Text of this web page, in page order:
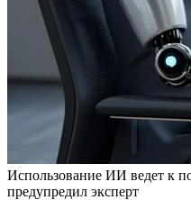
Использование ИИ ведет к
предупредил эксперт